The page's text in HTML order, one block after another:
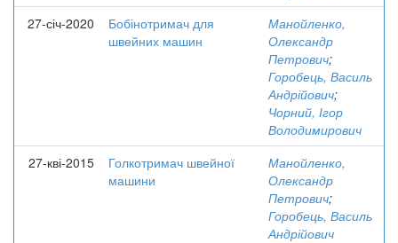
27-січ-2020
Бобінотримач для
швейних машин
Манойленко,
Олександр
Петрович;
Горобець, Василь
Андрійович;
Чорний, Ігор
Володимирович
27-кві-2015
Голкотримач швейної
машини
Манойленко,
Олександр
Петрович;
Горобець, Василь
Андрійович